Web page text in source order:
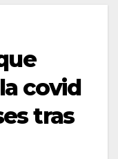
covid
tras